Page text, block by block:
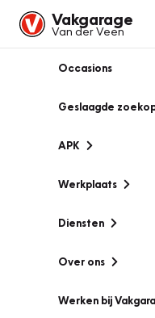
Vakgarage
Van der Veen
Occasions
Geslaagde
APK
Werkplaats
Diensten
Over ons
Werken bij